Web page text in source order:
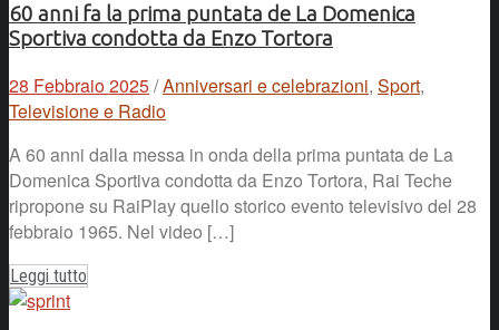
60 anni fa la prima puntata de La Domenica
Sportiva condotta da Enzo Tortora
28 Febbraio 2025/Anniversari e celebrazioni, Sport,
Televisione e Radio
A 60 anni dalla messa in onda della prima puntata de La
Domenica Sportiva condotta da Enzo Tortora, Rai Teche
ripropone su RaiPlay quello storico evento televisivo del 28
febbraio 1965. Nel video […]
Leggi tutto